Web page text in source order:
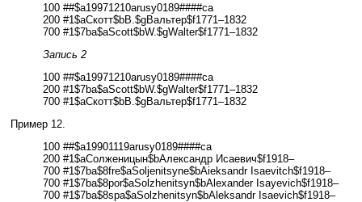
100 ##$a19971210arusy0189####ca
200 #1$aСкотт$bВ.$gВальтер$f1771–1832
700 #1$7ba$aScott$bW.$gWalter$f1771–1832
Запись 2
100 ##$a19971210arusy0189####ca
200 #1$7ba$aScott$bW.$gWalter$f1771–1832
700 #1$aСкотт$bВ.$gВальтер$f1771–1832
Пример 12.
100 ##$a19901119arusy0189####ca
200 #1$aСолженицын$bАлександр Исаевич$f1918–
700 #1$7ba$8fre$aSoljenitsyne$bAieksandr Isaevitch$f1918–
700 #1$7ba$8por$aSolzhenitsyn$bAlexander Isayevich$f1918–
700 #1$7ba$8spa$aSolzhenitsyn$bAleksandr Isaevich$f1918–